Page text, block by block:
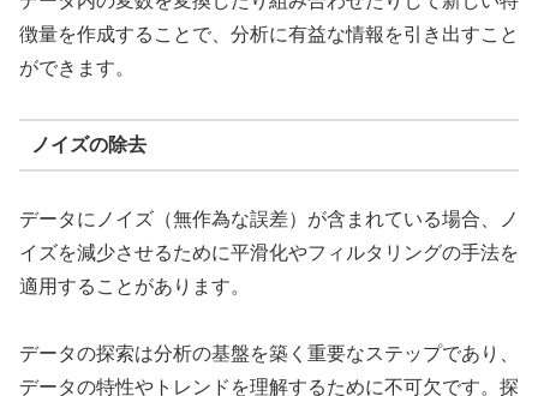
徴量を作成することで、分析に有益な情報を引き出すこと
ができます。
ノイズの除去
データにノイズ（無作為な誤差）が含まれている場合、ノ
イズを減少させるために平滑化やフィルタリングの手法を
適用することがあります。
データの探索は分析の基盤を築く重要なステップであり、
データの特性やトレンドを理解するために不可欠です。探